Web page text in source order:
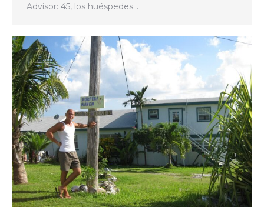
Advisor: 45, los huéspedes…